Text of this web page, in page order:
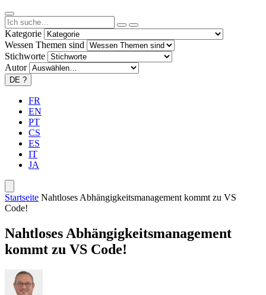
Kategorie
Wessen Themen sind
Stichworte
Autor
DE ?
FR
EN
PT
CS
ES
IT
JA
Startseite Nahtloses Abhängigkeitsmanagement kommt zu VS
Code!
Nahtloses Abhängigkeitsmanagement
kommt zu VS Code!